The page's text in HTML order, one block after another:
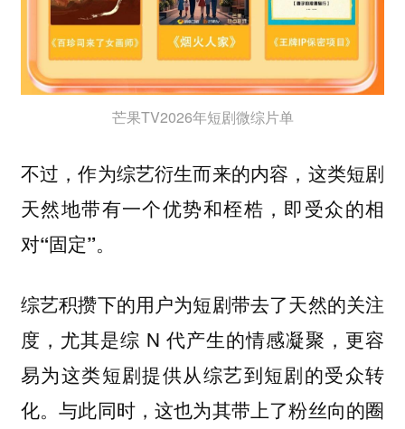
芒果TV2026年短剧微综片单
不过，作为综艺衍生而来的内容，这类短剧
天然地带有一个优势和桎梏，即受众的相
对“固定”。
综艺积攒下的用户为短剧带去了天然的关注
度，尤其是综 N 代产生的情感凝聚，更容
易为这类短剧提供从综艺到短剧的受众转
化。与此同时，这也为其带上了粉丝向的圈